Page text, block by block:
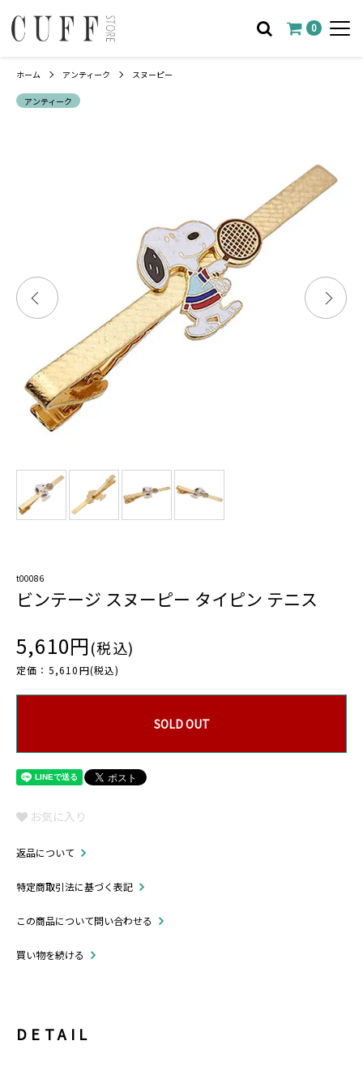
0
ホーム アンティーク スヌーピー
アンティーク
t00086
ビンテージ スヌーピー タイピン テニス
5,610円(税込)
定価：5,610円(税込)
SOLD OUT
お気に入り
返品について
特定商取引法に基づく表記
この商品について問い合わせる
買い物を続ける
DETAIL